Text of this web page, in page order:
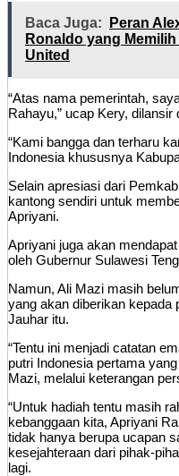
Baca Juga:
Peran
Ronaldo yang
United
“Atas nama pemerintah,
Rahayu,” ucap Kery, dilansir
“Kami bangga dan terharu
Indonesia khususnya
Selain apresiasi dari
kantong sendiri untuk
Apriyani.
Apriyani juga akan
oleh Gubernur Sulawesi
Namun, Ali Mazi masih
yang akan diberikan kepada
Jauhar itu.
“Tentu ini menjadi catatan
putri Indonesia pertama
Mazi, melalui keterangan
“Untuk hadiah tentu masih
kebanggaan kita, Apriyani
tidak hanya berupa ucapan
kesejahteraan dari pihak-
lagi.